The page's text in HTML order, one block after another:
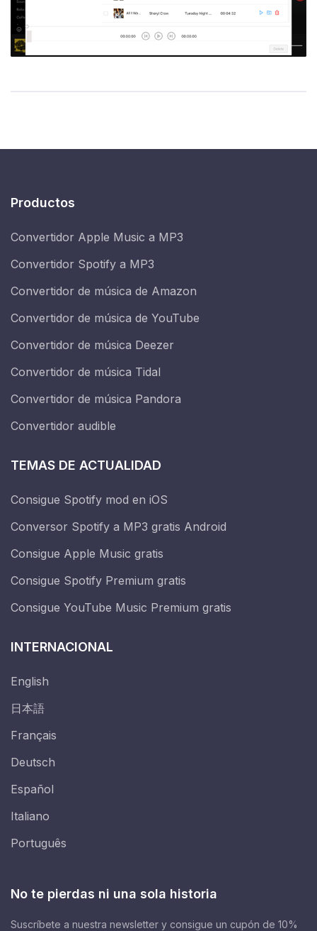
Productos
Convertidor Apple Music a MP3
Convertidor Spotify a MP3
Convertidor de música de Amazon
Convertidor de música de YouTube
Convertidor de música Deezer
Convertidor de música Tidal
Convertidor de música Pandora
Convertidor audible
TEMAS DE ACTUALIDAD
Consigue Spotify mod en iOS
Conversor Spotify a MP3 gratis Android
Consigue Apple Music gratis
Consigue Spotify Premium gratis
Consigue YouTube Music Premium gratis
INTERNACIONAL
English
日本語
Français
Deutsch
Español
Italiano
Português
No te pierdas ni una sola historia
Suscríbete a nuestra newsletter y consigue un cupón de 10%